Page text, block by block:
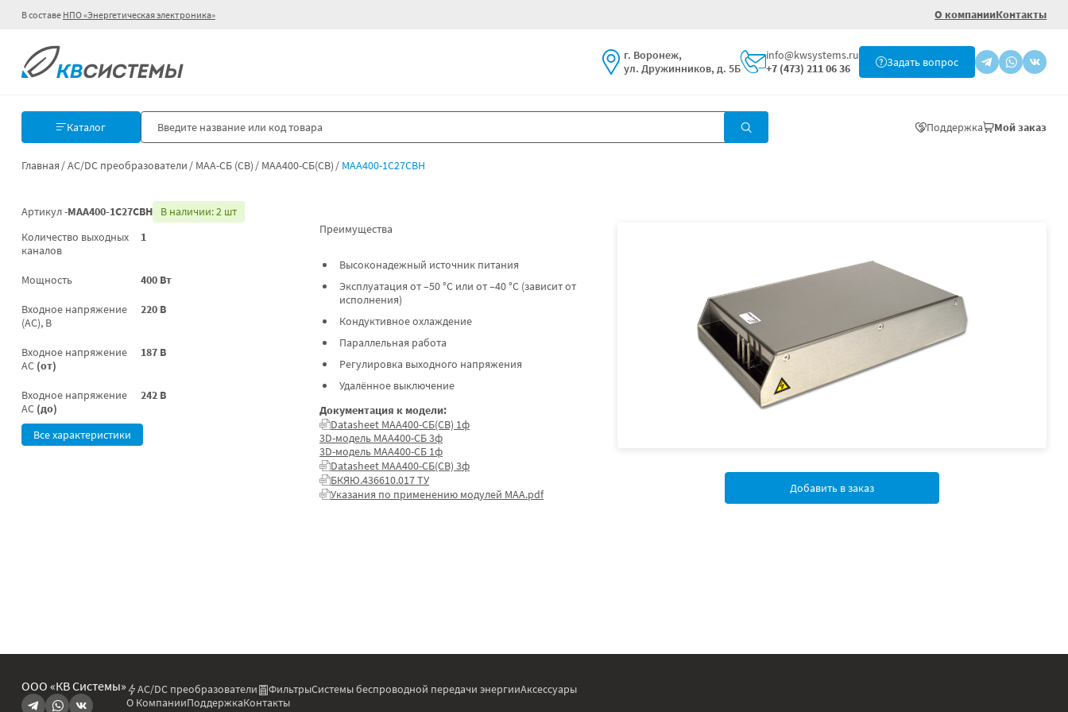
В составе НПО «Энергетическая электроника» О компанииКонтакты
г. Воронеж,
ул. Дружинников, д. 5Б
info@kwsystems.ru
+7 (473) 211 06 36
Задать вопрос
Каталог Поддержка Мой заказ
Главная AC/DC преобразователи МАА-СБ (СВ) МАА400-СБ(СВ) МАА400-1С27СВН
Артикул -МАА400-1С27СВН
В наличии: 2 шт
Количество выходных
каналов
1
Мощность 400 Вт
Входное напряжение
(AC), В
220 В
Входное напряжение
AC (от)
187 В
Входное напряжение
AC (до)
242 В
Все характеристики
Преимущества
Высоконадежный источник питания
Эксплуатация от –50 °C или от –40 °C (зависит от
исполнения)
Кондуктивное охлаждение
Параллельная работа
Регулировка выходного напряжения
Удалённое выключение
Документация к модели:
Datasheet МАА400-СБ(СВ) 1ф
3D-модель МАА400-СБ 3ф
3D-модель МАА400-СБ 1ф
Datasheet МАА400-СБ(СВ) 3ф
БКЯЮ.436610.017 ТУ
Указания по применению модулей МАА.pdf
Добавить в заказ
ООО «КВ Системы» AC/DC преобразователи ФильтрыСистемы беспроводной передачи энергииАксессуары
О КомпанииПоддержкаКонтакты